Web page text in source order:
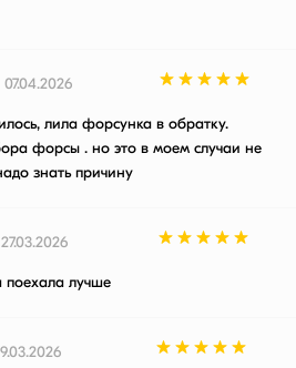
07.04.2026
лила форсунка в обратку.
форсы . но это в моем случаи не
знать причину
27.03.2026
поехала лучше